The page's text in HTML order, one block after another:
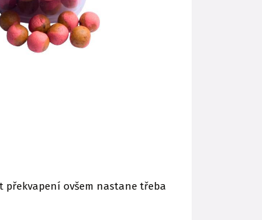
překvapení ovšem nastane třeba